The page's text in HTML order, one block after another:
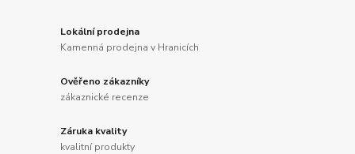
Lokální prodejna
Kamenná prodejna v Hranicích
Ověřeno zákazníky
zákaznické recenze
Záruka kvality
kvalitní produkty